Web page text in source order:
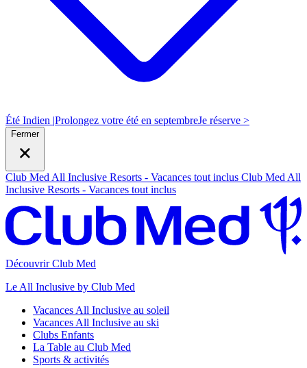
Été Indien |Prolongez votre été en septembreJe réserve >
Fermer
Club Med All Inclusive Resorts - Vacances tout inclus Club Med All
Inclusive Resorts - Vacances tout inclus
Découvrir Club Med
Le All Inclusive by Club Med
Vacances All Inclusive au soleil
Vacances All Inclusive au ski
Clubs Enfants
La Table au Club Med
Sports & activités